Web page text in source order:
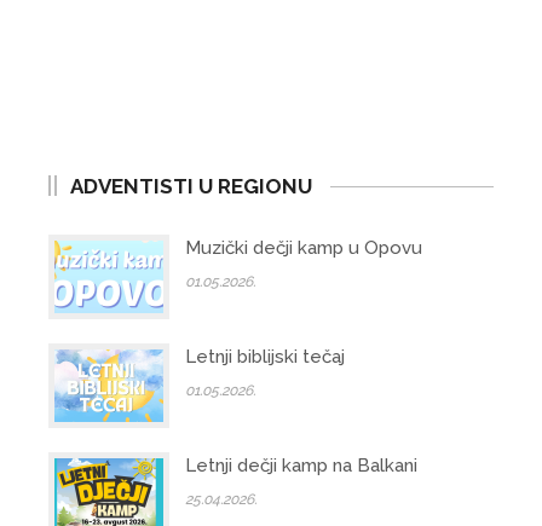
ADVENTISTI U REGIONU
Muzički dečji kamp u Opovu
01.05.2026.
Letnji biblijski tečaj
01.05.2026.
Letnji dečji kamp na Balkani
25.04.2026.